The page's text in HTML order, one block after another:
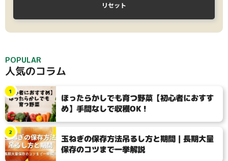
リセット
POPULAR
人気のコラム
ほったらかしでも育つ野菜【初心者におすす
め】手間なしで収穫OK！
1
玉ねぎの保存方法吊るし方と期間｜長期大量
保存のコツまで一挙解説
2